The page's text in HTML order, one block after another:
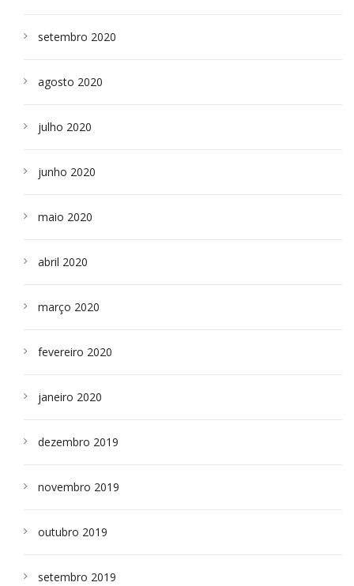
setembro 2020
agosto 2020
julho 2020
junho 2020
maio 2020
abril 2020
março 2020
fevereiro 2020
janeiro 2020
dezembro 2019
novembro 2019
outubro 2019
setembro 2019